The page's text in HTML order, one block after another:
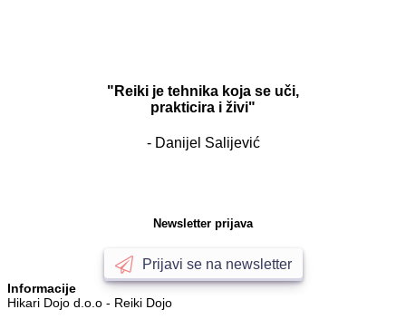
"Reiki je tehnika koja se uči,
prakticira i živi"
- Danijel Salijević
Newsletter prijava
Prijavi se na newsletter
Informacije
Hikari Dojo d.o.o - Reiki Dojo